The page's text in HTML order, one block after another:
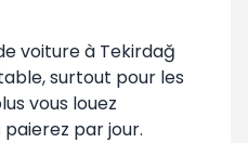
voiture à Tekirdağ
surtout pour les
vous louez
par jour.